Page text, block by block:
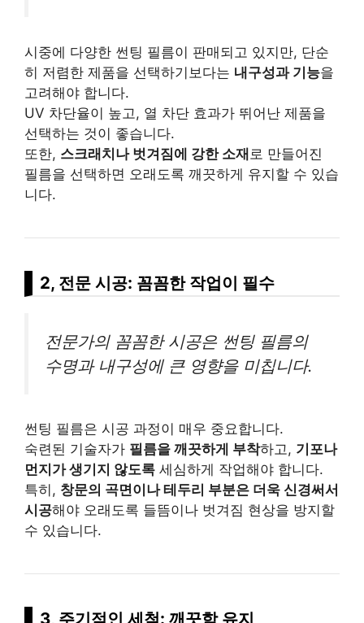
시중에 다양한 썬팅 필름이 판매되고 있지만, 단순
히 저렴한 제품을 선택하기보다는 내구성과 기능을
고려해야 합니다.
UV 차단율이 높고, 열 차단 효과가 뛰어난 제품을
선택하는 것이 좋습니다.
또한, 스크래치나 벗겨짐에 강한 소재 로 만들어진
필름을 선택하면 오래도록 깨끗하게 유지할 수 있습
니다.
2, 전문 시공: 꼼꼼한 작업이 필수
전문가의 꼼꼼한 시공은 썬팅 필름의
수명과 내구성에 큰 영향을 미칩니다.
썬팅 필름은 시공 과정이 매우 중요합니다.
숙련된 기술자가 필름을 깨끗하게 부착하고, 기포나
먼지가 생기지 않도록 세심하게 작업해야 합니다.
특히, 창문의 곡면이나 테두리 부분은 더욱 신경써서
시공해야 오래도록 들뜸이나 벗겨짐 현상을 방지할
수 있습니다.
3, 주기적인 세척: 깨끗함 유지